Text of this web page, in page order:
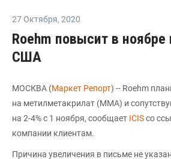
27 Октября, 2020
Roehm повысит в
США
МОСКВА (Маркет Репорт) -- Roehm
на метилметакрилат (ММА) и
на 2-4% с 1 ноября, сообщает ICISсо
компании клиентам.
Причина увеличения в письме не